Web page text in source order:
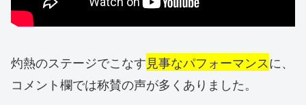
灼熱のステージでこなす見事なパフォーマンスに、
コメント欄では称賛の声が多くありました。